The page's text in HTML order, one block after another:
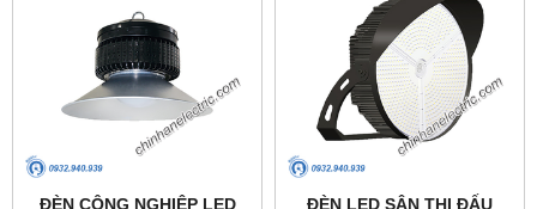
ĐÈN CÔNG NGHIỆP LED
ĐÈN LED SÂN THI ĐẤU